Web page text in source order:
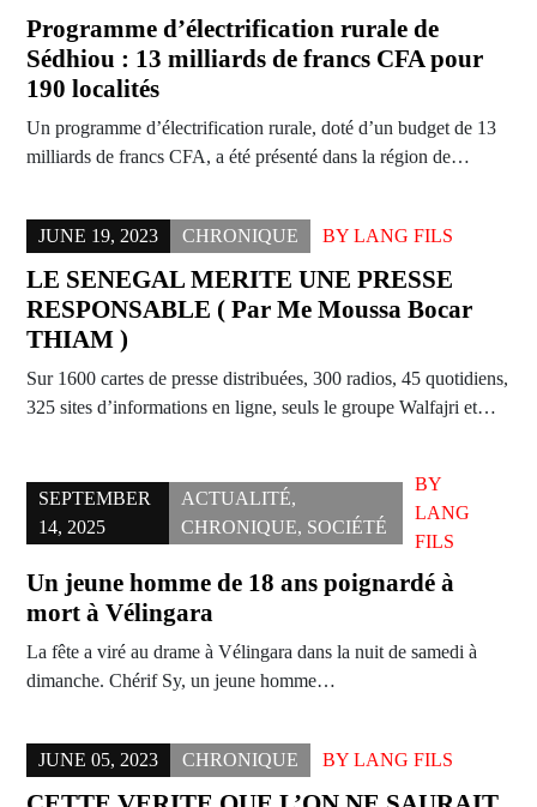
Programme d’électrification rurale de
Sédhiou : 13 milliards de francs CFA pour
190 localités
Un programme d’électrification rurale, doté d’un budget de 13
milliards de francs CFA, a été présenté dans la région de…
JUNE 19, 2023 CHRONIQUE BY LANG FILS
LE SENEGAL MERITE UNE PRESSE
RESPONSABLE ( Par Me Moussa Bocar
THIAM )
Sur 1600 cartes de presse distribuées, 300 radios, 45 quotidiens,
325 sites d’informations en ligne, seuls le groupe Walfajri et…
SEPTEMBER
14, 2025
ACTUALITÉ,
CHRONIQUE, SOCIÉTÉ
BY
LANG
FILS
Un jeune homme de 18 ans poignardé à
mort à Vélingara
La fête a viré au drame à Vélingara dans la nuit de samedi à
dimanche. Chérif Sy, un jeune homme…
JUNE 05, 2023 CHRONIQUE BY LANG FILS